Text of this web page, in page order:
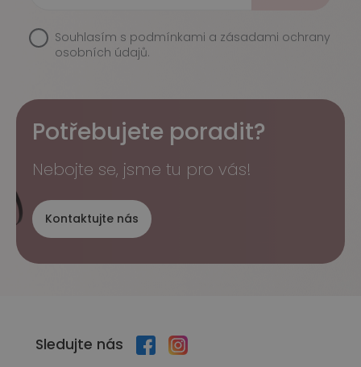
Souhlasím s podmínkami a zásadami ochrany
osobních údajů.
Potřebujete poradit?
Nebojte se, jsme tu pro vás!
Kontaktujte nás
Sledujte nás